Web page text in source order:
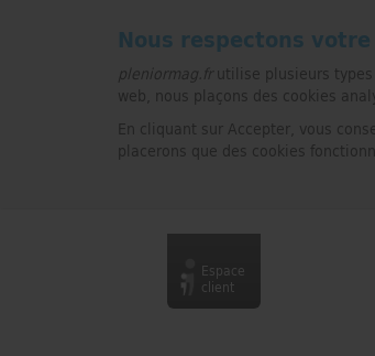
Nous respectons
pleniormag.fr utilise plusieurs
web, nous plaçons des cookies
En cliquant sur Accepter, vous
placerons que des cookies
Espace
client